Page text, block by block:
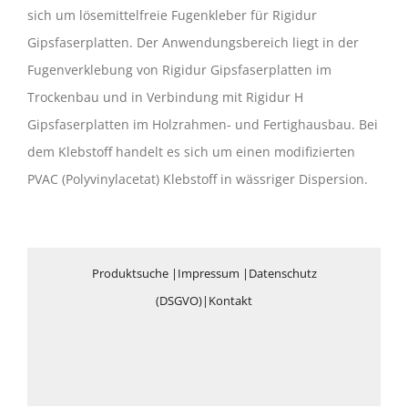
sich um lösemittelfreie Fugenkleber für Rigidur
Gipsfaserplatten. Der Anwendungsbereich liegt in der
Fugenverklebung von Rigidur Gipsfaserplatten im
Trockenbau und in Verbindung mit Rigidur H
Gipsfaserplatten im Holzrahmen- und Fertighausbau. Bei
dem Klebstoff handelt es sich um einen modifizierten
PVAC (Polyvinylacetat) Klebstoff in wässriger Dispersion.
Produktsuche| Impressum | Datenschutz
(DSGVO)| Kontakt